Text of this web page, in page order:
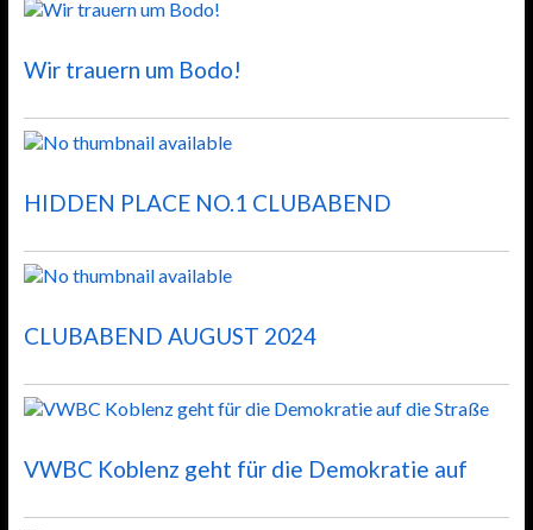
Wir trauern um Bodo!
HIDDEN PLACE NO.1 CLUBABEND
CLUBABEND AUGUST 2024
VWBC Koblenz geht für die Demokratie auf